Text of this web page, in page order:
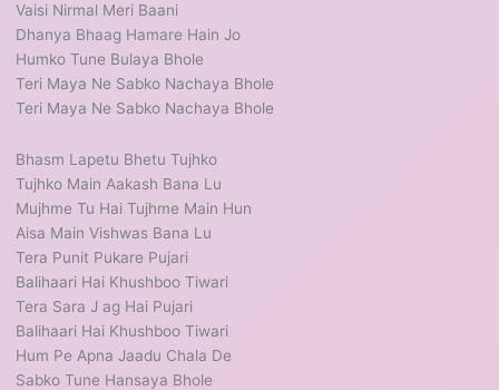
Vaisi Nirmal Meri Baani
Dhanya Bhaag Hamare Hain Jo
Humko Tune Bulaya Bhole
Teri Maya Ne Sabko Nachaya Bhole
Teri Maya Ne Sabko Nachaya Bhole
Bhasm Lapetu Bhetu Tujhko
Tujhko Main Aakash Bana Lu
Mujhme Tu Hai Tujhme Main Hun
Aisa Main Vishwas Bana Lu
Tera Punit Pukare Pujari
Balihaari Hai Khushboo Tiwari
Tera Sara J ag Hai Pujari
Balihaari Hai Khushboo Tiwari
Hum Pe Apna Jaadu Chala De
Sabko Tune Hansaya Bhole